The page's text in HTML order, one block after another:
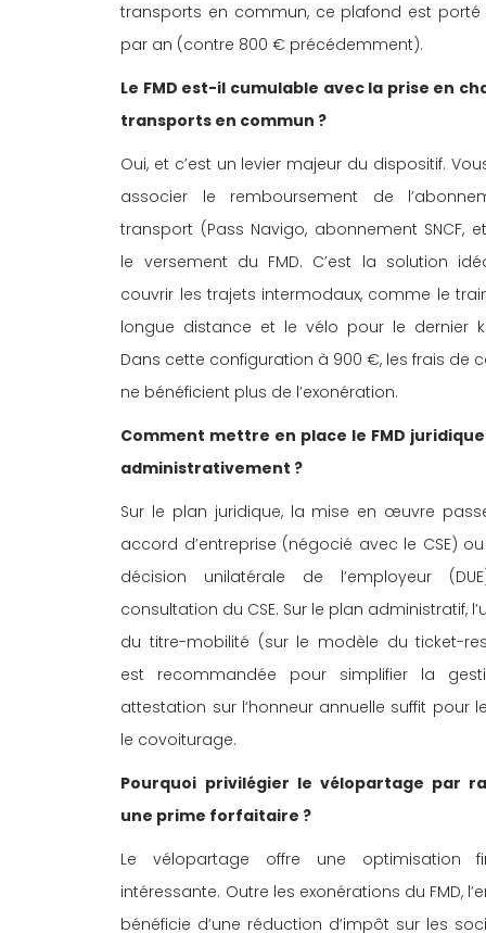
transports en commun, ce plafond est
par an (contre 800 € précédemment).
Le FMD est-il cumulable avec la prise en
transports en commun ?
Oui, et c’est un levier majeur du dispositif.
associer le remboursement de
transport (Pass Navigo, abonnement SNCF,
le versement du FMD. C’est la solution
couvrir les trajets intermodaux, comme le
longue distance et le vélo pour le dernier
Dans cette configuration à 900 €, les frais de
ne bénéficient plus de l’exonération.
Comment mettre en place le FMD
administrativement ?
Sur le plan juridique, la mise en œuvre
accord d’entreprise (négocié avec le CSE)
décision unilatérale de l’employeur
consultation du CSE. Sur le plan administratif,
du titre-mobilité (sur le modèle du ticket-
est recommandée pour simplifier la
attestation sur l’honneur annuelle suffit pour
le covoiturage.
Pourquoi privilégier le vélopartage par
une prime forfaitaire ?
Le vélopartage offre une optimisation
intéressante. Outre les exonérations du FMD,
bénéficie d’une réduction d’impôt sur les